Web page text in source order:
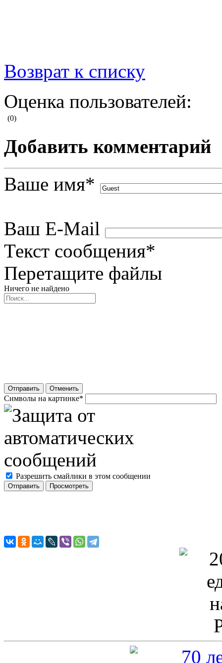
Возврат к списку
Оценка пользователей:
(0)
Добавить комментарий
Ваше имя*
Ваш E-Mail
Текст сообщения*
Перетащите файлы
Ничего не найдено
Отправить Отменить
Символы на картинке*
Разрешить смайлики в этом сообщении